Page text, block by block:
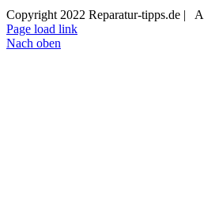
Copyright 2022 Reparatur-tipps.de |
Page load link
Nach oben